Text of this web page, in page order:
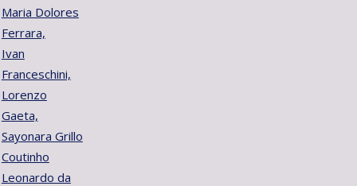
Maria Dolores
Ferrara,
Ivan
Franceschini,
Lorenzo
Gaeta,
Sayonara Grillo
Coutinho
Leonardo da